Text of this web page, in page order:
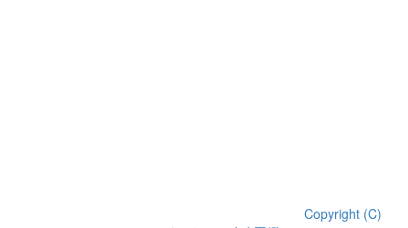
Copyright (C)